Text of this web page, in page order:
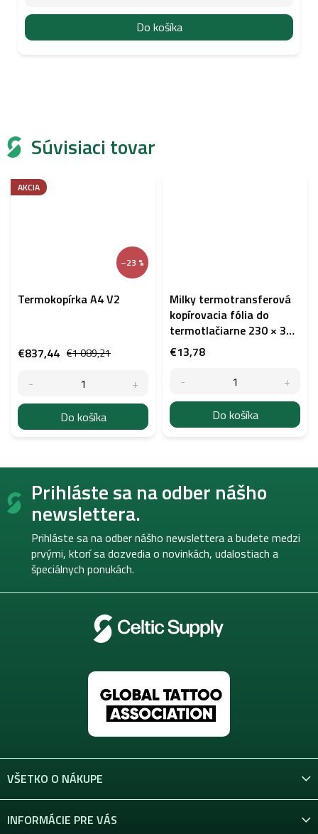
Súvisiaci tovar
AKCIA
–23 %
Termokopírka A4 V2
€1 089,21
€837,44
Do košíka
Milky termotransferová
kopírovacia fólia do
termotlačiarne 230 × 350
mm
€13,78
Do košíka
Do košíka
Z
Prihláste sa na odber nášho
newslettera.
Prihláste sa na odber nášho newslettera a budete medzi
prvými, ktorí sa dozvedia o novinkách, udalostiach a
špeciálnych ponukách.
VŠETKO O NÁKUPE
INFORMÁCIE PRE VÁS